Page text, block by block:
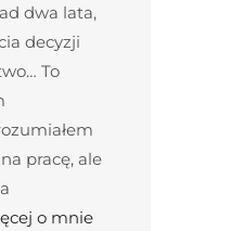
dwa lata,
decyzji
To
pracę, ale
o mnie